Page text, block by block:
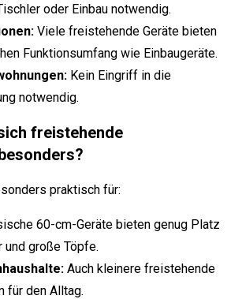
oder Einbau notwendig.
Viele freistehende Geräte bieten
Funktionsumfang wie Einbaugeräte.
Kein Eingriff in die
notwendig.
freistehende
praktisch für:
60-cm-Geräte bieten genug Platz
und große Töpfe.
Auch kleinere freistehende
für den Alltag.